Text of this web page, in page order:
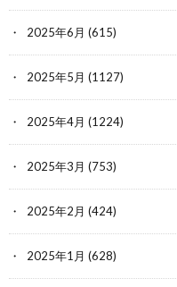
2025年6月 (615)
2025年5月 (1127)
2025年4月 (1224)
2025年3月 (753)
2025年2月 (424)
2025年1月 (628)